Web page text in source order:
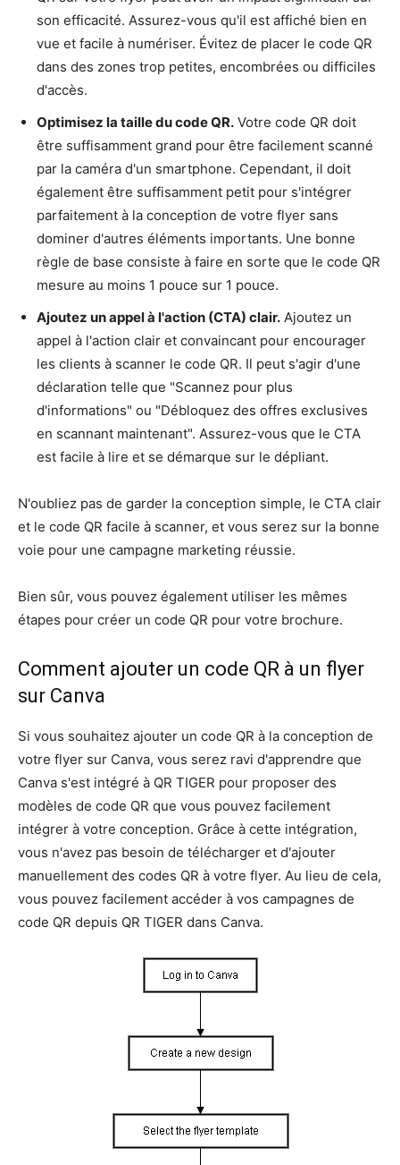
son efficacité. Assurez-vous qu'il est affiché bien en
vue et facile à numériser. Évitez de placer le code QR
dans des zones trop petites, encombrées ou difficiles
d'accès.
Optimisez la taille du code QR. Votre code QR doit
être suffisamment grand pour être facilement scanné
par la caméra d'un smartphone. Cependant, il doit
également être suffisamment petit pour s'intégrer
parfaitement à la conception de votre flyer sans
dominer d'autres éléments importants. Une bonne
règle de base consiste à faire en sorte que le code QR
mesure au moins 1 pouce sur 1 pouce.
Ajoutez un appel à l'action (CTA) clair. Ajoutez un
appel à l'action clair et convaincant pour encourager
les clients à scanner le code QR. Il peut s'agir d'une
déclaration telle que "Scannez pour plus
d'informations" ou "Débloquez des offres exclusives
en scannant maintenant". Assurez-vous que le CTA
est facile à lire et se démarque sur le dépliant.
N'oubliez pas de garder la conception simple, le CTA clair
et le code QR facile à scanner, et vous serez sur la bonne
voie pour une campagne marketing réussie.
Bien sûr, vous pouvez également utiliser les mêmes
étapes pour créer un code QR pour votre brochure.
Comment ajouter un code QR à un flyer
sur Canva
Si vous souhaitez ajouter un code QR à la conception de
votre flyer sur Canva, vous serez ravi d'apprendre que
Canva s'est intégré à QR TIGER pour proposer des
modèles de code QR que vous pouvez facilement
intégrer à votre conception. Grâce à cette intégration,
vous n'avez pas besoin de télécharger et d'ajouter
manuellement des codes QR à votre flyer. Au lieu de cela,
vous pouvez facilement accéder à vos campagnes de
code QR depuis QR TIGER dans Canva.